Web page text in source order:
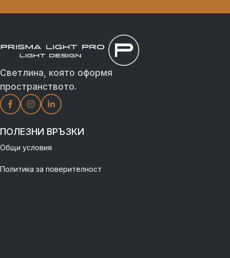
Светлина, която оформя
пространството.
ПОЛЕЗНИ ВРЪЗКИ
Общи условия
Политика за поверителност